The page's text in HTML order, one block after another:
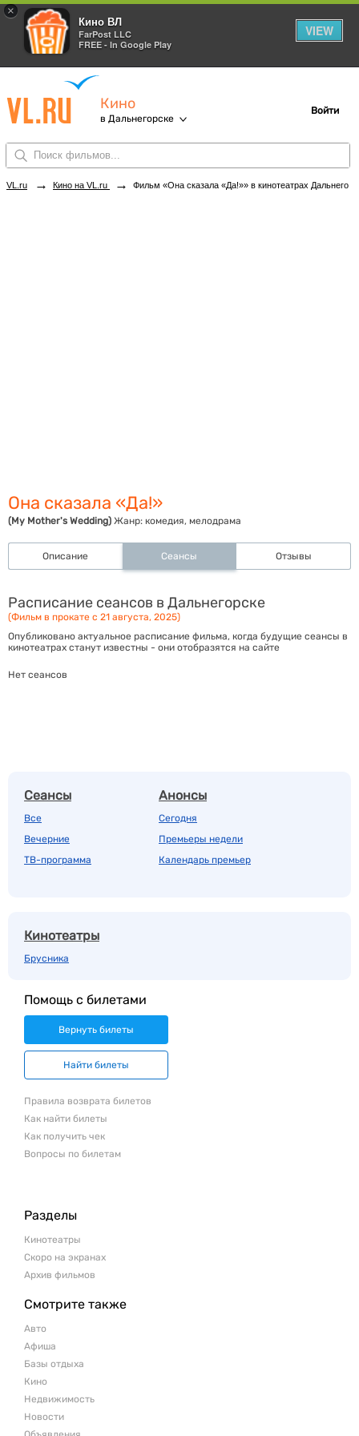
×
Кино ВЛ
FarPost LLC
FREE - In Google Play
VIEW
Кино
в Дальнегорске
Войти
VL.ru → Кино на VL.ru → Фильм «Она сказала «Да!»» в кинотеатрах Дальнегорска. Купить билеты!
Она сказала «Да!»
(My Mother's Wedding) Жанр: комедия, мелодрама
Описание Сеансы Отзывы
Расписание сеансов в Дальнегорске
(Фильм в прокате с 21 августа, 2025)
Опубликовано актуальное расписание фильма, когда будущие сеансы в
кинотеатрах станут известны - они отобразятся на сайте
Нет сеансов
Сеансы
Все
Вечерние
ТВ-программа
Анонсы
Сегодня
Премьеры недели
Календарь премьер
Кинотеатры
Брусника
Помощь с билетами
Вернуть билеты
Найти билеты
Правила возврата билетов
Как найти билеты
Как получить чек
Вопросы по билетам
Разделы
Кинотеатры
Скоро на экранах
Архив фильмов
Смотрите также
Авто
Афиша
Базы отдыха
Кино
Недвижимость
Новости